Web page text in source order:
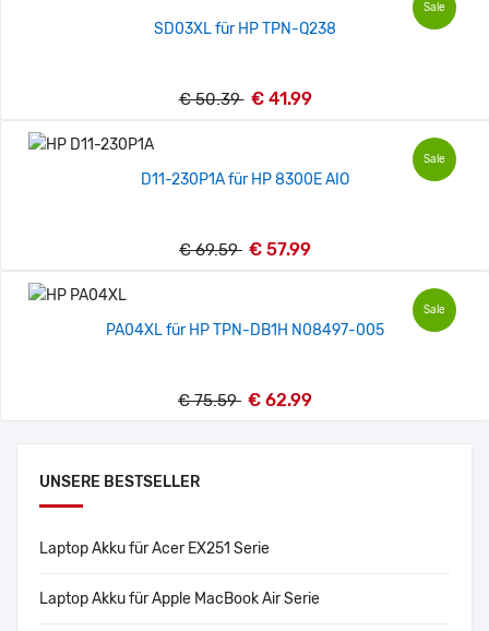
UNSERE BESTSELLER
Laptop Akku für Acer EX251 Serie
Laptop Akku für Apple MacBook Air Serie
Sale
SD03XL für HP TPN-Q238
€ 50.39 € 41.99
Sale
D11-230P1A für HP 8300E AIO
€ 69.59 € 57.99
Sale
PA04XL für HP TPN-DB1H N08497-005
€ 75.59 € 62.99